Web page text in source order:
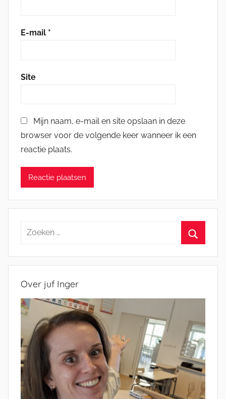
E-mail *
Site
Mijn naam, e-mail en site opslaan in deze
browser voor de volgende keer wanneer ik een
reactie plaats.
Zoeken
Over juf Inger